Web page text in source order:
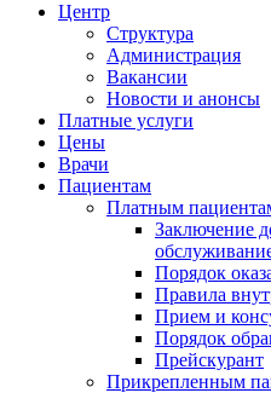
Центр
Структура
Администрация
Вакансии
Новости и анонсы
Платные услуги
Цены
Врачи
Пациентам
Платным
Заключение
Порядок
Правила
Прием и
Порядок
Прейскурант
Прикрепленным